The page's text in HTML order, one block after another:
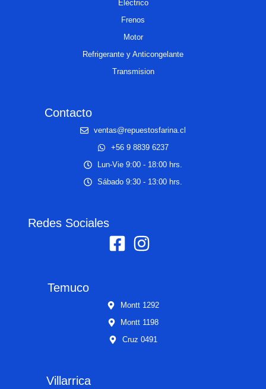
Eléctrico
Frenos
Motor
Refrigerante y Anticongelante
Transmision
Contacto
ventas@repuestosfarina.cl
+56 9 8839 6237
Lun-Vie 9:00 - 18:00 hrs.
Sábado 9:30 - 13:00 hrs.
Redes Sociales
Temuco
Montt 1292
Montt 1198
Cruz 0491
Villarrica